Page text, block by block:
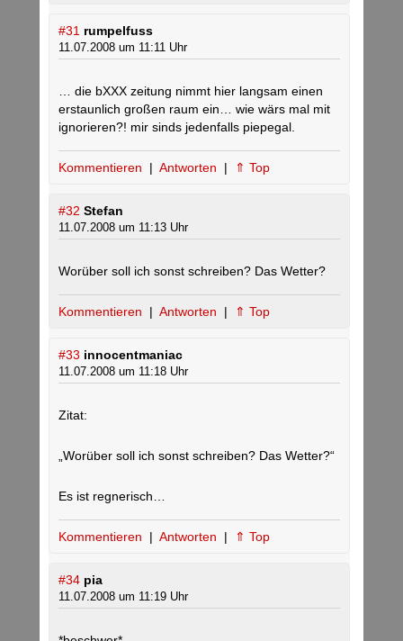
#31 rumpelfuss
11.07.2008 um 11:11 Uhr
… die bXXX zeitung nimmt hier langsam einen
erstaunlich großen raum ein… wie wärs mal mit
ignorieren?! mir sinds jedenfalls piepegal.
Kommentieren | Antworten | ⇑ Top
#32 Stefan
11.07.2008 um 11:13 Uhr
Worüber soll ich sonst schreiben? Das Wetter?
Kommentieren | Antworten | ⇑ Top
#33 innocentmaniac
11.07.2008 um 11:18 Uhr
Zitat:
„Worüber soll ich sonst schreiben? Das Wetter?“
Es ist regnerisch…
Kommentieren | Antworten | ⇑ Top
#34 pia
11.07.2008 um 11:19 Uhr